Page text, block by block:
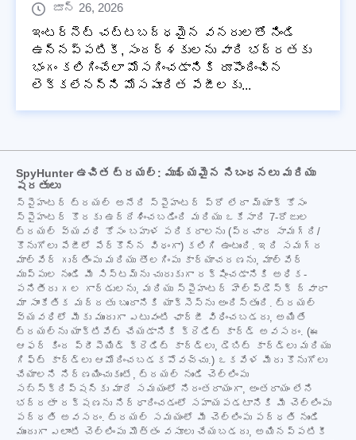
జూన్ 26, 2026
ఇంటర్నెట్ చట్టబద్ధమైన వనరులతో నిండి
ఉన్నప్పటికీ, సందర్శకులను వారి భద్రతకు
భంగం కలిగించేలా మోసగించడానికి రూపొందించిన
లెక్కలేనన్ని మోసపూరిత పేజీలకు...
SpyHunter ఉచిత ట్రయల్: ముఖ్యమైన నిబంధనలు మరియు
షరతులు
స్పైహంటర్ ట్రయల్ అనేది స్పైహంటర్ ప్రో లేదా మ్యాక్ కోసం
స్పైహంటర్ కొరకు ఉద్దేశించబడింది మరియు ఒకేసారి 7-రోజుల
ట్రయల్ వ్యవధి కోసం బహుళ పరికరాలను (ప్రచార సామగ్రి/
కొనుగోలు పేజీలో పేర్కొన్న విధంగా) కలిగి ఉంటుంది. ఇది సమగ్ర
మాల్వేర్ గుర్తింపు మరియు తొలగింపు కార్యాచరణను, మాల్వేర్
ముప్పుల నుండి మీ సిస్టమ్‌ను చురుకుగా రక్షించడానికి అధిక-
పనితీరు గల గార్డులను, మరియు స్పైహంటర్ హెల్ప్‌డెస్క్ ద్వారా
మా సాంకేతిక మద్దతు బృందానికి యాక్సెస్‌ను అందిస్తుంది. ట్రయల్
వ్యవధిలో మీకు ముందుగా ఎటువంటి ఛార్జీ విధించబడదు, అయితే
ట్రయల్‌ను యాక్టివేట్ చేయడానికి క్రెడిట్ కార్డ్ అవసరం. (ఈ
ఆఫర్ కింద ప్రీపెయిడ్ క్రెడిట్ కార్డ్‌లు, డెబిట్ కార్డ్‌లు మరియు
గిఫ్ట్ కార్డ్‌లు ఆమోదించబడకపోవచ్చు.) ఒకవేళ మీరు కొనుగోలు
చేయాలని నిర్ణయించుకుంటే, ట్రయల్ నుండి చెల్లింపు
సబ్‌స్క్రిప్షన్‌కు మారే సమయంలో నిరంతరాయంగా, అంతరాయం లేని
భద్రతా రక్షణను నిర్ధారించడంలో సహాయపడటానికి మీ చెల్లింపు
పద్ధతి అవసరం. ట్రయల్ సమయంలో మీ చెల్లింపు పద్ధతి నుండి
ముందుగా ఎలాంటి చెల్లింపు మొత్తం వసూలు చేయబడదు, అయినప్పటికీ